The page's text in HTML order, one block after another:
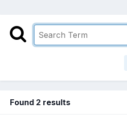
Found 2 results